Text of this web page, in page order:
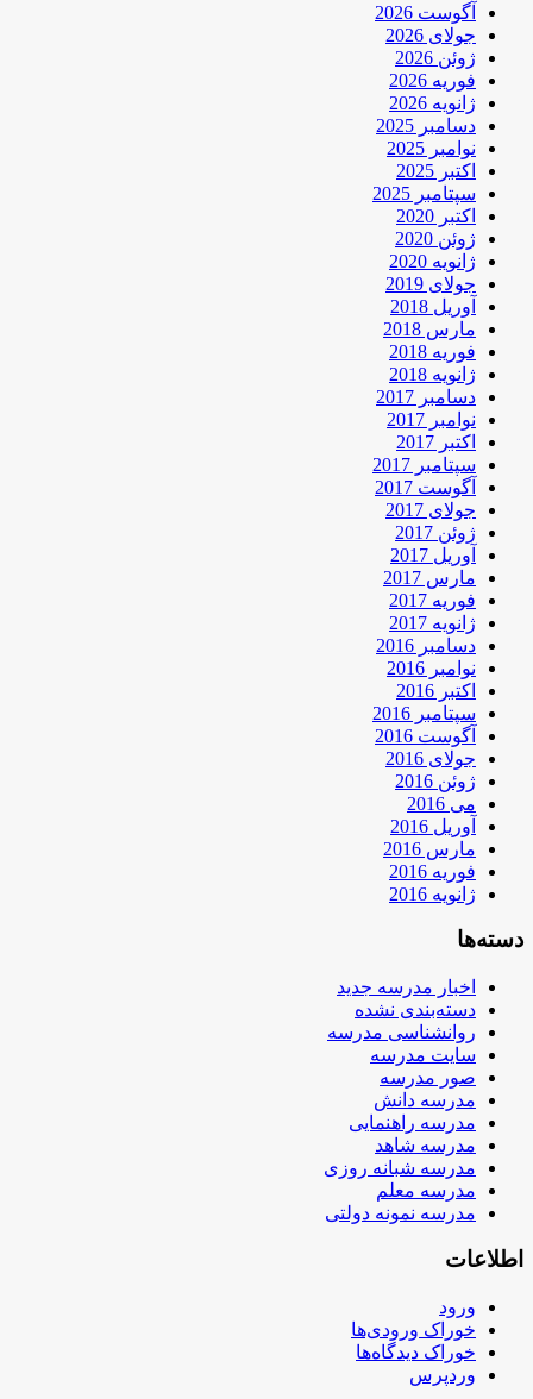
آگوست 2026
جولای 2026
ژوئن 2026
فوریه 2026
ژانویه 2026
دسامبر 2025
نوامبر 2025
اکتبر 2025
سپتامبر 2025
اکتبر 2020
ژوئن 2020
ژانویه 2020
جولای 2019
آوریل 2018
مارس 2018
فوریه 2018
ژانویه 2018
دسامبر 2017
نوامبر 2017
اکتبر 2017
سپتامبر 2017
آگوست 2017
جولای 2017
ژوئن 2017
آوریل 2017
مارس 2017
فوریه 2017
ژانویه 2017
دسامبر 2016
نوامبر 2016
اکتبر 2016
سپتامبر 2016
آگوست 2016
جولای 2016
ژوئن 2016
می 2016
آوریل 2016
مارس 2016
فوریه 2016
ژانویه 2016
دسته‌ها
اخبار مدرسه جدید
دسته‌بندی نشده
روانشناسی مدرسه
سایت مدرسه
صور مدرسه
مدرسه دانش
مدرسه راهنمایی
مدرسه شاهد
مدرسه شبانه روزی
مدرسه معلم
مدرسه نمونه دولتی
اطلاعات
ورود
خوراک ورودی‌ها
خوراک دیدگاه‌ها
وردپرس